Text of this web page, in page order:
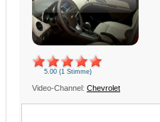
5.00 (1 Stimme)
Video-Channel: Chevrolet